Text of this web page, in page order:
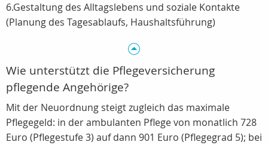
6.Gestaltung des Alltagslebens und soziale Kontakte
(Planung des Tagesablaufs, Haushaltsführung)
Wie unterstützt die Pflegeversicherung
pflegende Angehörige?
Mit der Neuordnung steigt zugleich das maximale
Pflegegeld: in der ambulanten Pflege von monatlich 728
Euro (Pflegestufe 3) auf dann 901 Euro (Pflegegrad 5); bei